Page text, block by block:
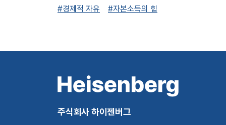
#경제적 자유 #자본소득의 힘
주식회사 하이젠버그